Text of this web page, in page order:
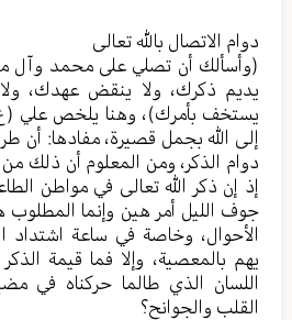
دوام الاتصال بالله تعالى
(وأسألك أن تصلي على محمد وآل
يديم ذكرك، ولا ينقض عهدك،
يستخف بأمرك)، وهنا يلخص علي
إلى الله بجمل قصيرة، مفادها: أن
دوام الذكر، ومن المعلوم أن ذلك
إذ إن ذكر الله تعالى في مواطن
جوف الليل أمر هين وإنما المطلوب
الأحوال، وخاصة في ساعة اشتداد
يهم بالمعصية، وإلا فما قيمة
اللسان الذي طالما حركناه في
القلب والجوانح؟